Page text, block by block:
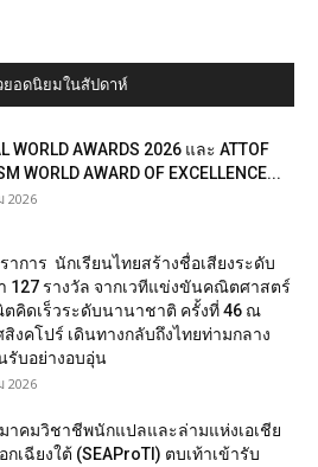
ยอดนิยมในสัปดาห์
WORLD AWARDS 2026 และ ATTOF
WORLD AWARD OF EXCELLENCE...
2026
าการ นักเรียนไทยสร้างชื่อเสียงระดับ
127 รางวัล จากเวทีแข่งขันคณิตศาสตร์
คิดเร็วระดับนานาชาติ ครั้งที่ 46 ณ
สิงคโปร์ เดินทางกลับถึงไทยท่ามกลาง
รับอย่างอบอุ่น
2026
าคมวิชาชีพนักแปลและล่ามแห่งเอเชีย
กเฉียงใต้ (SEAProTI) ตบเท้าเข้ารับ